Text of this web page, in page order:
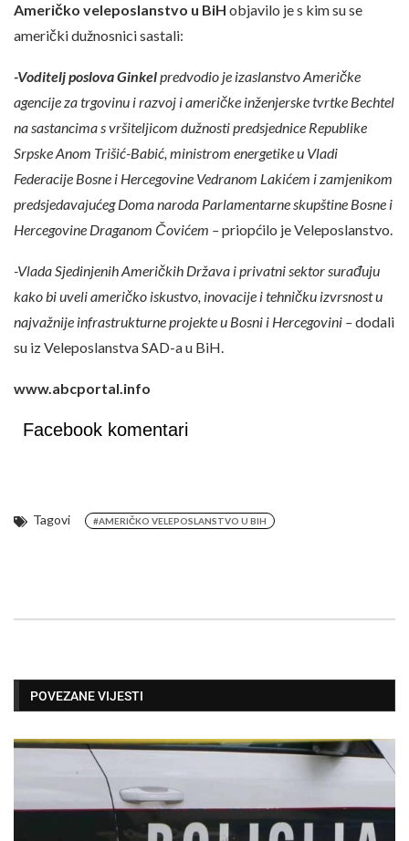
Američko veleposlanstvo u BiH objavilo je s kim su se
američki dužnosnici sastali:
-Voditelj poslova Ginkelpredvodio je izaslanstvo Američke
agencije za trgovinu i razvoj i američke inženjerske tvrtke Bechtel
na sastancima s vršiteljicom dužnosti predsjednice Republike
Srpske Anom Trišić-Babić, ministrom energetike u Vladi
Federacije Bosne i Hercegovine Vedranom Lakićem i zamjenikom
predsjedavajućeg Doma naroda Parlamentarne skupštine Bosne i
Hercegovine Draganom Čovićem –priopćilo je Veleposlanstvo.
-Vlada Sjedinjenih Američkih Država i privatni sektor surađuju
kako bi uveli američko iskustvo, inovacije i tehničku izvrsnost u
najvažnije infrastrukturne projekte u Bosni i Hercegovini –dodali
su iz Veleposlanstva SAD-a u BiH.
www.abcportal.info
Facebook komentari
Tagovi #AMERIČKO VELEPOSLANSTVO U BIH
POVEZANE VIJESTI